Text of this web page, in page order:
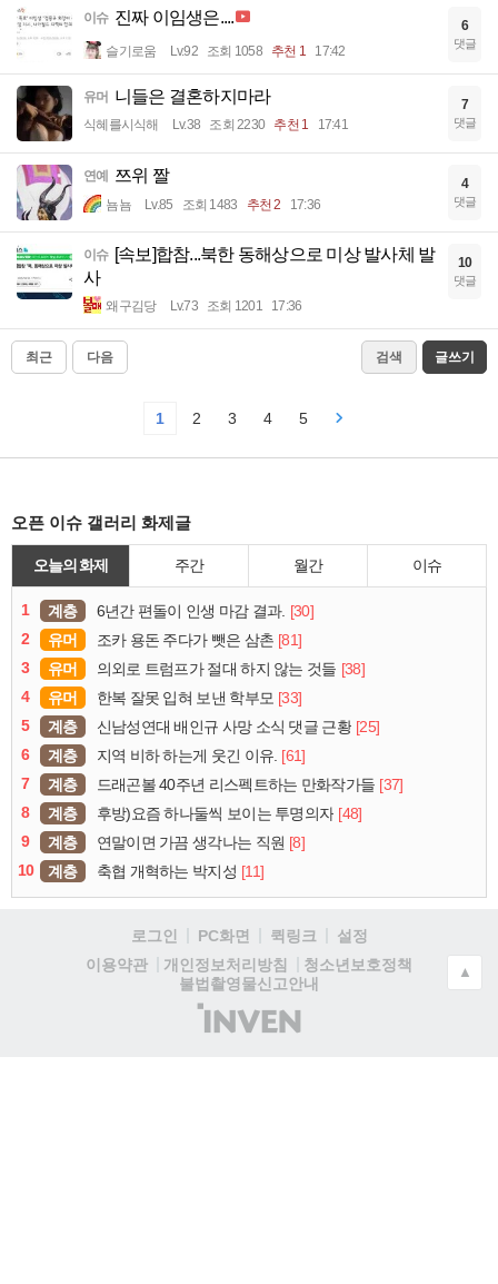
이슈 진짜 이임생은....
슬기로움 Lv.92 조회 1058 추천 1 17:42
6
댓글
유머 니들은 결혼하지마라
식혜를시식해 Lv.38 조회 2230 추천 1 17:41
7
댓글
연예 쯔위 짤
뇸뇸 Lv.85 조회 1483 추천 2 17:36
4
댓글
이슈 [속보]합참...북한 동해상으로 미상 발사체 발
사
왜구김당 Lv.73 조회 1201 17:36
10
댓글
최근 다음 검색 글쓰기
1 2 3 4 5
오픈 이슈 갤러리 화제글
오늘의 화제 주간 월간 이슈
1 계층 6년간 편돌이 인생 마감 결과. [30]
2
유머 조카 용돈 주다가 뺏은 삼촌 [81]
3
유머 의외로 트럼프가 절대 하지 않는 것들 [38]
4
유머 한복 잘못 입혀 보낸 학부모 [33]
5
계층 신남성연대 배인규 사망 소식 댓글 근황 [25]
6
계층 지역 비하 하는게 웃긴 이유. [61]
7
계층 드래곤볼 40주년 리스펙트하는 만화작가들 [37]
8
계층 후방)요즘 하나둘씩 보이는 투명의자 [48]
9
계층 연말이면 가끔 생각나는 직원 [8]
10
계층 축협 개혁하는 박지성 [11]
로그인 PC화면 퀵링크
설정
이용약관
개인정보처리방침
청소년보호정책
불법촬영물신고안내
(주)
인
▲